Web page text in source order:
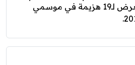
رافاييل بينيتيز، الذي تعرض لـ19 هزيمة في موسمي